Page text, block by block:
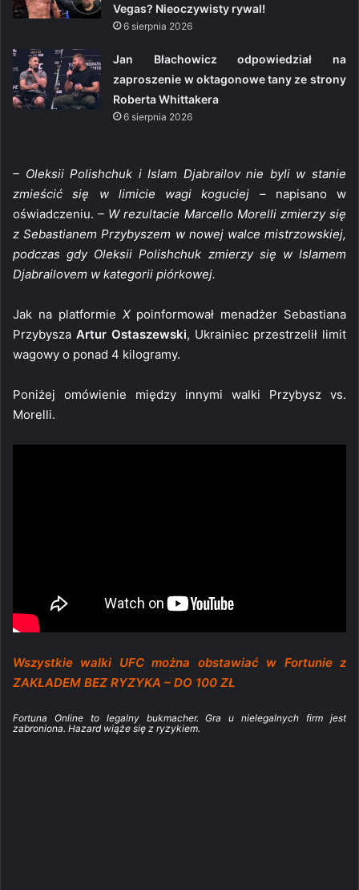
Vegas? Nieoczywisty rywal!
6 sierpnia 2026
Jan Błachowicz odpowiedział na
zaproszenie w oktagonowe tany ze strony
Roberta Whittakera
6 sierpnia 2026
– Oleksii Polishchuk i Islam Djabrailov nie byli w stanie
zmieścić się w limicie wagi koguciej –napisano w
oświadczeniu.– W rezultacie Marcello Morelli zmierzy się
z Sebastianem Przybyszem w nowej walce mistrzowskiej,
podczas gdy Oleksii Polishchuk zmierzy się w Islamem
Djabrailovem w kategorii piórkowej.
Jak na platformie Xpoinformował menadżer Sebastiana
Przybysza Artur Ostaszewski, Ukrainiec przestrzelił limit
wagowy o ponad 4 kilogramy.
Poniżej omówienie między innymi walki Przybysz vs.
Morelli.
Wszystkie walki UFC można obstawiać w Fortunie z
ZAKŁADEM BEZ RYZYKA – DO 100 ZŁ
Fortuna Online to legalny bukmacher. Gra u nielegalnych firm jest
zabroniona. Hazard wiąże się z ryzykiem.